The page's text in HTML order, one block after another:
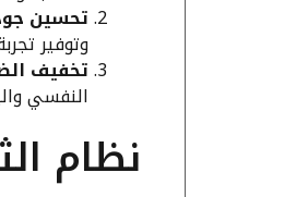
تحسين
وتوفير
تخفيف
النفسي
نظام